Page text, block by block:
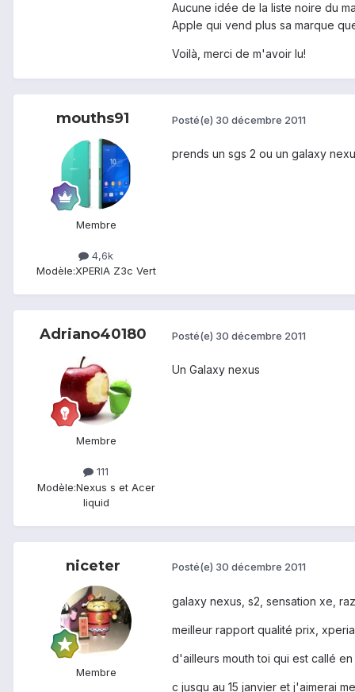
Aucune idée de la liste noire du
Apple qui vend plus sa marque
Voilà, merci de m'avoir lu!
mouths91
Membre
4,6k
Modèle:XPERIA Z3c Vert
Posté(e) 30 décembre 2011
prends un sgs 2 ou un galaxy
Adriano40180
Membre
111
Modèle:Nexus s et Acer
liquid
Posté(e) 30 décembre 2011
Un Galaxy nexus
niceter
Membre
Posté(e) 30 décembre 2011
galaxy nexus, s2, sensation xe,
meilleur rapport qualité prix,
d'ailleurs mouth toi qui est callé
c jusqu au 15 janvier et j'aimerai